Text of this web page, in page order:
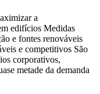
a
edifícios Medidas
e fontes renováveis
e competitivos São
corporativos,
metade da demanda